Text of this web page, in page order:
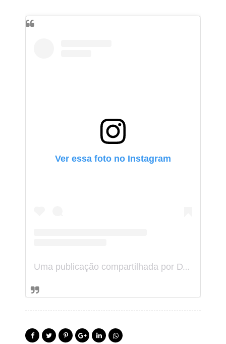
Ver essa foto no Instagram
U
ma publicação compartilhada por DEPUTADO NAGIB (@fconagib)